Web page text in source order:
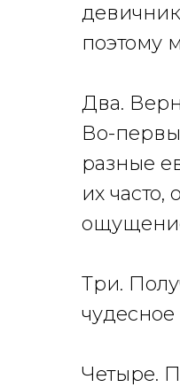
поэтому
Два.
Во-
разные
их
Три.
Четыре.